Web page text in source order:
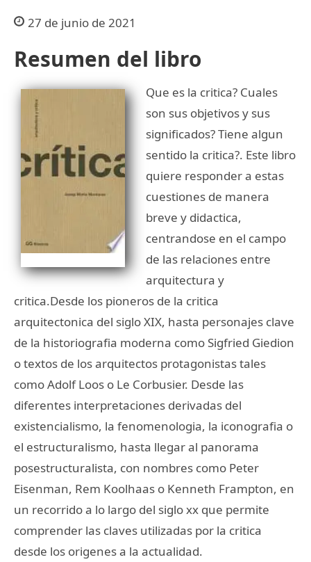
27 de junio de 2021
Resumen del libro
Que es la critica? Cuales
son sus objetivos y sus
significados? Tiene algun
sentido la critica?. Este libro
quiere responder a estas
cuestiones de manera
breve y didactica,
centrandose en el campo
de las relaciones entre
arquitectura y
critica.Desde los pioneros de la critica
arquitectonica del siglo XIX, hasta personajes clave
de la historiografia moderna como Sigfried Giedion
o textos de los arquitectos protagonistas tales
como Adolf Loos o Le Corbusier. Desde las
diferentes interpretaciones derivadas del
existencialismo, la fenomenologia, la iconografia o
el estructuralismo, hasta llegar al panorama
posestructuralista, con nombres como Peter
Eisenman, Rem Koolhaas o Kenneth Frampton, en
un recorrido a lo largo del siglo xx que permite
comprender las claves utilizadas por la critica
desde los origenes a la actualidad.